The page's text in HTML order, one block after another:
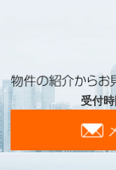
受付